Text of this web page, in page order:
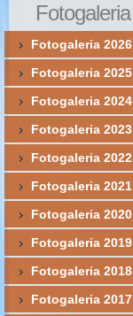
Fotogaleria
Fotogaleria 2026
Fotogaleria 2025
Fotogaleria 2024
Fotogaleria 2023
Fotogaleria 2022
Fotogaleria 2021
Fotogaleria 2020
Fotogaleria 2019
Fotogaleria 2018
Fotogaleria 2017